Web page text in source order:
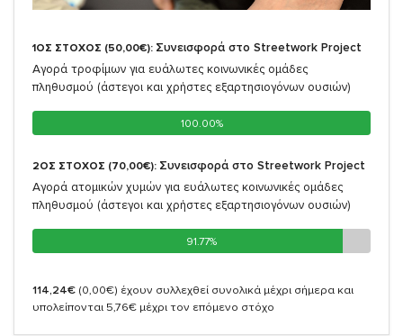
1ΟΣ ΣΤΟΧΟΣ (50,00€): Συνεισφορά στο Streetwork Project
Αγορά τροφίμων για ευάλωτες κοινωνικές ομάδες
πληθυσμού (άστεγοι και χρήστες εξαρτησιογόνων ουσιών)
100.00%
100.00%
2ΟΣ ΣΤΟΧΟΣ (70,00€): Συνεισφορά στο Streetwork Project
Αγορά ατομικών χυμών για ευάλωτες κοινωνικές ομάδες
πληθυσμού (άστεγοι και χρήστες εξαρτησιογόνων ουσιών)
91.77%
91.77%
114,24€ (0,00€) έχουν συλλεχθεί συνολικά μέχρι σήμερα και
υπολείπονται 5,76€ μέχρι τον επόμενο στόχο